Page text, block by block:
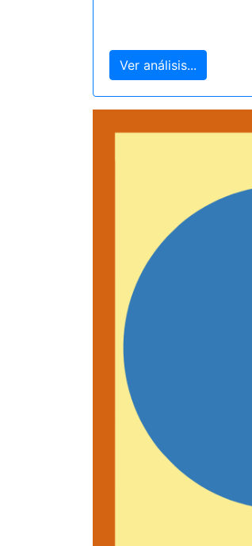
Ver análisis...